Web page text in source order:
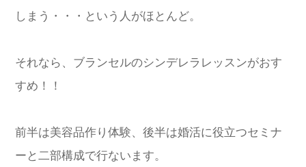
しまう・・・という人がほとんど。
それなら、ブランセルのシンデレラレッスンがおす
すめ！！
前半は美容品作り体験、後半は婚活に役立つセミナ
ーと二部構成で行ないます。